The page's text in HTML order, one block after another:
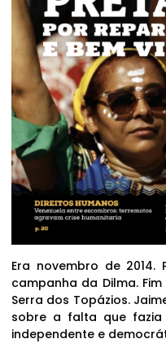
Era novembro de 2014.
campanha da Dilma.
Serra dos Topázios.
sobre a falta que
independente e